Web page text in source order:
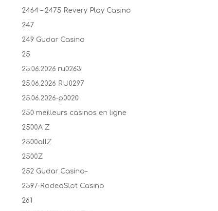
2464 – 2475 Revery Play Casino
247
249 Gudar Casino
25
25.06.2026 ru0263
25.06.2026 RU0297
25.06.2026-p0020
250 meilleurs casinos en ligne
2500A Z
2500allZ
2500Z
252 Gudar Casino–
2597-RodeoSlot Casino
261